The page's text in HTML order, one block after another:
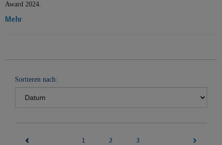
Award 2024.
Mehr
Sortieren nach:
1 2 3